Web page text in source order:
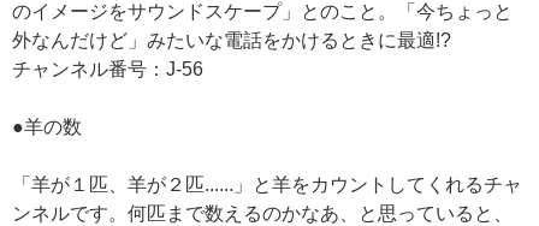
のイメージをサウンドスケープ」とのこと。「今ちょっと
外なんだけど」みたいな電話をかけるときに最適!?
チャンネル番号：J-56
●羊の数
「羊が１匹、羊が２匹......」と羊をカウントしてくれるチャ
ンネルです。何匹まで数えるのかなあ、と思っていると、